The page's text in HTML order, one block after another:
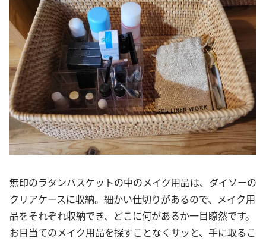
無印のラタンバスケットの中のメイク用品は、ダイソーの
クリアケースに収納。細かい仕切りがあるので、メイク用
品をそれぞれ収納でき、どこに何があるか一目瞭然です。
お目当てのメイク用品を探すことなくサッと、手に取るこ